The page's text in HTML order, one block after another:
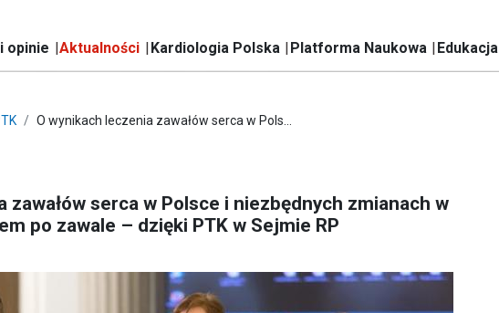
opinie Aktualności Kardiologia Polska Platforma Naukowa Edukacja
O wynikach leczenia zawałów serca w Pols...
zawałów serca w Polsce i niezbędnych zmianach w
po zawale – dzięki PTK w Sejmie RP